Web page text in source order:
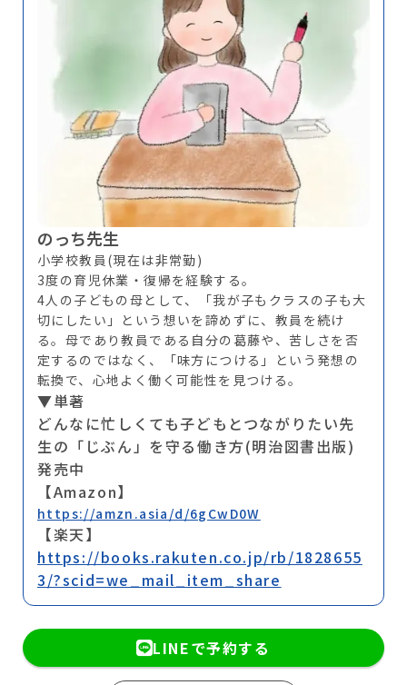
のっち先生
小学校教員(現在は非常勤)
3度の育児休業・復帰を経験する。
4人の子どもの母として、「我が子もクラスの子も大
切にしたい」という想いを諦めずに、教員を続け
る。母であり教員である自分の葛藤や、苦しさを否
定するのではなく、「味方につける」という発想の
転換で、心地よく働く可能性を見つける。
▼単著
どんなに忙しくても子どもとつながりたい先
生の「じぶん」を守る働き方(明治図書出版)
発売中
【Amazon】
https://amzn.asia/d/6gCwD0W
【楽天】
https://books.rakuten.co.jp/rb/1828655
3/?scid=we_mail_item_share
LINEで予約する